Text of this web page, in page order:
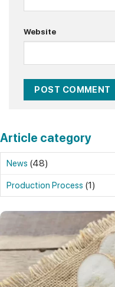
Website
Article category
News (48)
Production Process (1)